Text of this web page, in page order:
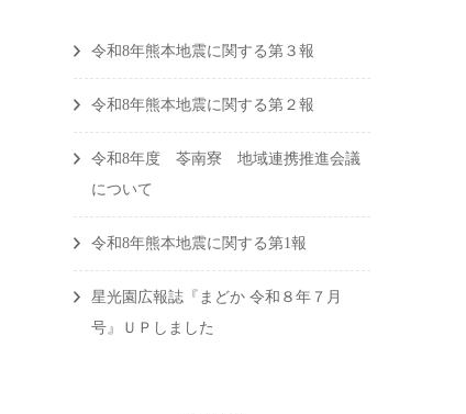
令和8年熊本地震に関する第３報
令和8年熊本地震に関する第２報
令和8年度 苓南寮 地域連携推進会議
について
令和8年熊本地震に関する第1報
星光園広報誌『まどか 令和８年７月
号』ＵＰしました